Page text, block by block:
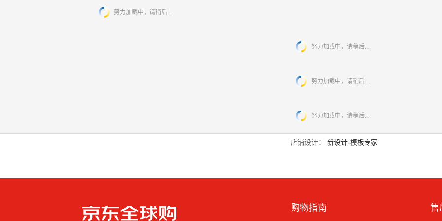
25CM)
努力加载中，请稍后...
努力加载中，请稍后...
努力加载中，请稍后...
努力加载中，请稍后...
店铺设计： 新设计-模板专家
购物指南 售